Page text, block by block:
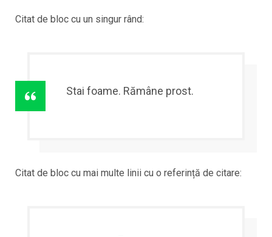
Citat de bloc cu un singur rând:
Stai foame. Rămâne prost.
Citat de bloc cu mai multe linii cu o referință de citare: